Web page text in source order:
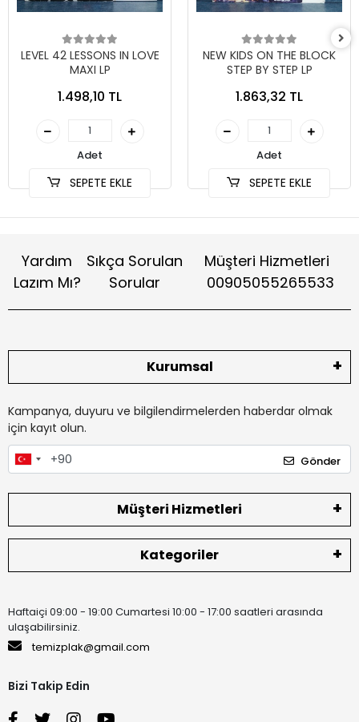
LEVEL 42 LESSONS IN LOVE
MAXI LP
1.498,10 TL
Adet
SEPETE EKLE
NEW KIDS ON THE BLOCK
STEP BY STEP LP
1.863,32 TL
Adet
SEPETE EKLE
Yardım
Lazım Mı?
Sıkça Sorulan
Sorular
Müşteri Hizmetleri
00905055265533
Kurumsal
Kampanya, duyuru ve bilgilendirmelerden haberdar olmak
için kayıt olun.
Gönder
Müşteri Hizmetleri
Kategoriler
Haftaiçi 09:00 - 19:00 Cumartesi 10:00 - 17:00 saatleri arasında
ulaşabilirsiniz.
temizplak@gmail.com
Bizi Takip Edin